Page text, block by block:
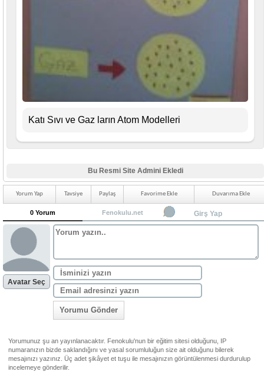
Katı Sıvı ve Gaz ların Atom Modelleri
Bu Resmi Site Admini Ekledi
Yorum Yap Tavsiye Paylaş Favorime Ekle Duvarıma Ekle
0 Yorum Fenokulu.net Girş Yap
Avatar Seç
Yorumu Gönder
Yorumunuz şu an yayınlanacaktır. Fenokulu'nun bir eğitim sitesi olduğunu, IP
numaranızın bizde saklandığını ve yasal sorumluluğun size ait olduğunu bilerek
mesajınızı yazınız. Üç adet şikâyet et tuşu ile mesajınızın görüntülenmesi durdurulup
incelemeye gönderilir.